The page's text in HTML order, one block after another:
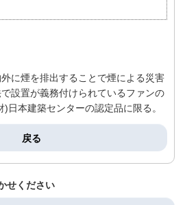
に煙を排出することで煙による災害
設置が義務付けられているファンの
日本建築センターの認定品に限る。
戻る
せください